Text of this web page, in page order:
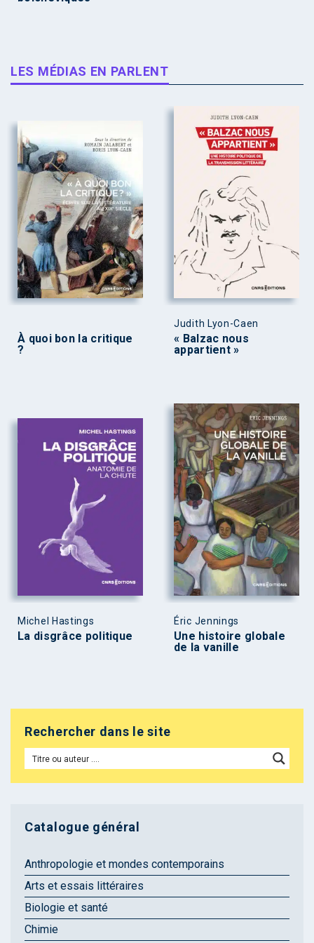
LES MÉDIAS EN PARLENT
À quoi bon la critique
?
Judith Lyon-Caen
« Balzac nous
appartient »
Michel Hastings
La disgrâce politique
Éric Jennings
Une histoire globale
de la vanille
Rechercher dans le site
Catalogue général
Anthropologie et mondes contemporains
Arts et essais littéraires
Biologie et santé
Chimie